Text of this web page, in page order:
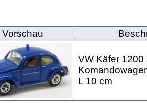
Vorschau
VW Käfer 1200
L 10 cm